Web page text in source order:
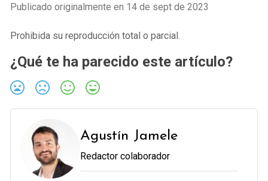
Publicado originalmente en 14 de sept de 2023
Prohibida su reproducción total o parcial.
¿Qué te ha parecido este artículo?
Agustín Jamele
Redactor colaborador